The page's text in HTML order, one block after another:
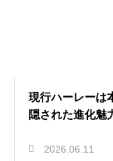
現行ハーレーは
隠された進化魅
2026.06.11